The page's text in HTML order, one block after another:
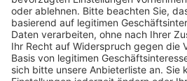
BFV-Geschäftsstellen
Trainerbörse
Login SpielPlus